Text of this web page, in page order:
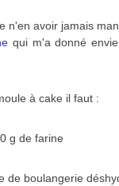
n'en avoir jamais
qui m'a donné
à cake il faut :
g de farine
de boulangerie